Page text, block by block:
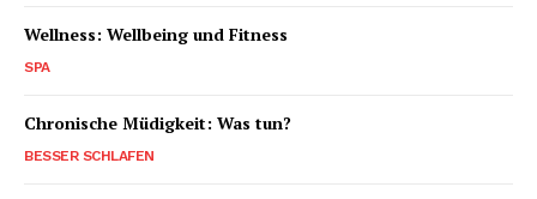
Wellness: Wellbeing und Fitness
SPA
Chronische Müdigkeit: Was tun?
BESSER SCHLAFEN